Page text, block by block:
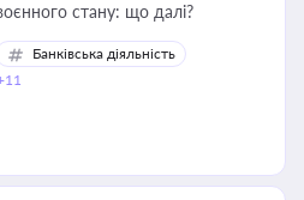
стану: що далі?
Банківська діяльність